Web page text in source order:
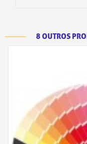
8 OUTROS